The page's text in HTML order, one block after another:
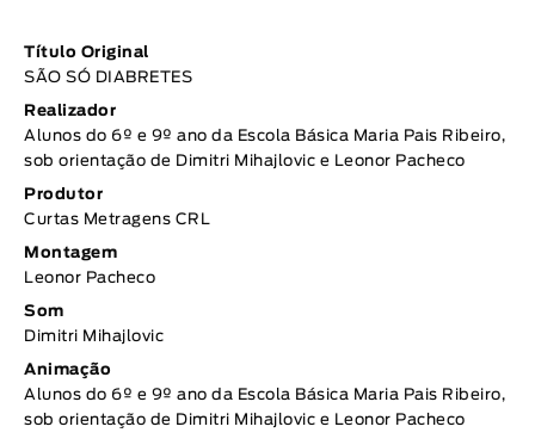
Tópicos selecionados
Título Original
SÃO SÓ DIABRETES
Realizador
Alunos do 6º e 9º ano da Escola Básica Maria Pais Ribeiro,
sob orientação de Dimitri Mihajlovic e Leonor Pacheco
Produtor
Curtas Metragens CRL
Montagem
Leonor Pacheco
Som
Dimitri Mihajlovic
Animação
Alunos do 6º e 9º ano da Escola Básica Maria Pais Ribeiro,
sob orientação de Dimitri Mihajlovic e Leonor Pacheco